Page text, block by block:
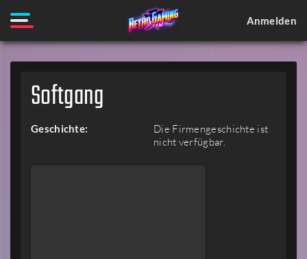
Anmelden
Softgang
Geschichte:
Die Firmengeschichte ist
nicht verfügbar.